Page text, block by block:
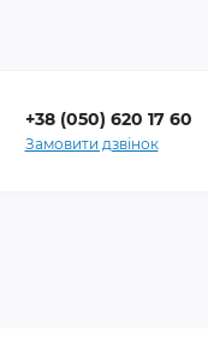
+38 (050) 620 17 60
Замовити дзвінок